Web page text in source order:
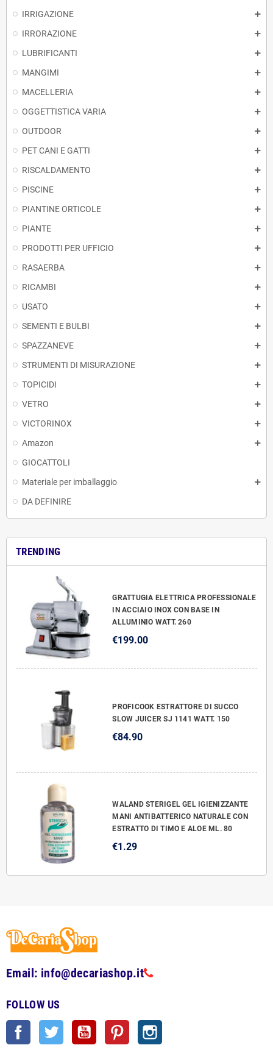
IRRIGAZIONE
IRRORAZIONE
LUBRIFICANTI
MANGIMI
MACELLERIA
OGGETTISTICA VARIA
OUTDOOR
PET CANI E GATTI
RISCALDAMENTO
PISCINE
PIANTINE ORTICOLE
PIANTE
PRODOTTI PER UFFICIO
RASAERBA
RICAMBI
USATO
SEMENTI E BULBI
SPAZZANEVE
STRUMENTI DI MISURAZIONE
TOPICIDI
VETRO
VICTORINOX
Amazon
GIOCATTOLI
Materiale per imballaggio
DA DEFINIRE
TRENDING
GRATTUGIA ELETTRICA PROFESSIONALE
IN ACCIAIO INOX CON BASE IN
ALLUMINIO WATT. 260
€199.00
PROFICOOK ESTRATTORE DI SUCCO
SLOW JUICER SJ 1141 WATT. 150
€84.90
WALAND STERIGEL GEL IGIENIZZANTE
MANI ANTIBATTERICO NATURALE CON
ESTRATTO DI TIMO E ALOE ML. 80
€1.29
Email: info@decariashop.it
FOLLOW US
Facebook Twitter YouTube Pinterest